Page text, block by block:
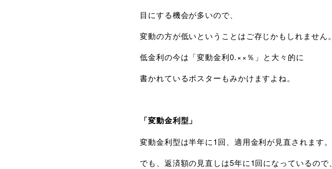
目にする機会が多いので、
変動の方が低いということはご存じかもしれません。
低金利の今は「変動金利0.××％」と大々的に
書かれているポスターもみかけますよね。
「変動金利型」
変動金利型は半年に1回、適用金利が見直されます。
でも、返済額の見直しは5年に1回になっているので、